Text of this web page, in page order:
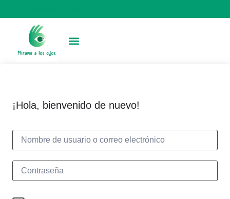
¡Hola, bienvenido de nuevo!